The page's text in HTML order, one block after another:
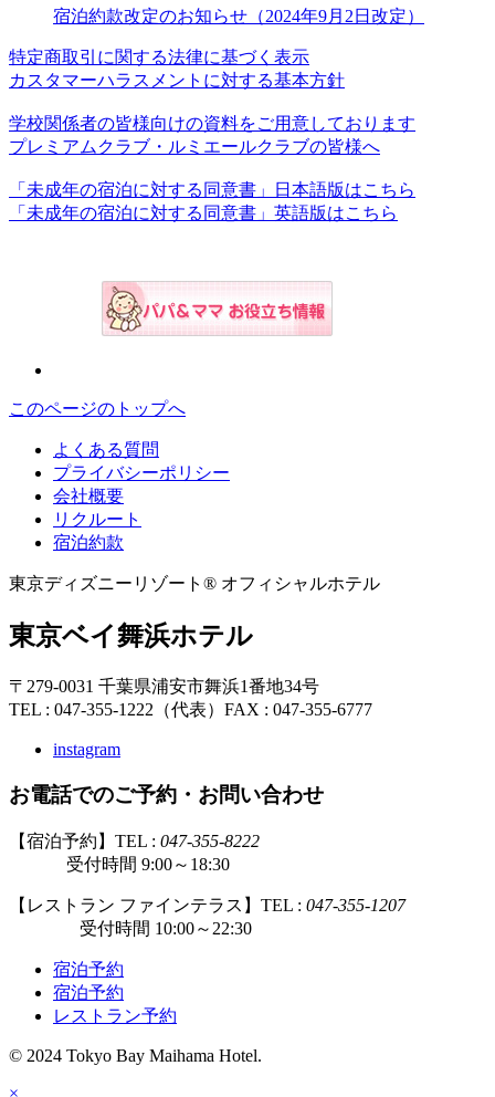
宿泊約款改定のお知らせ（2024年9月2日改定）
特定商取引に関する法律に基づく表示
カスタマーハラスメントに対する基本方針
学校関係者の皆様向けの資料をご用意しております
プレミアムクラブ・ルミエールクラブの皆様へ
「未成年の宿泊に対する同意書」日本語版はこちら
「未成年の宿泊に対する同意書」英語版はこちら
このページのトップへ
よくある質問
プライバシーポリシー
会社概要
リクルート
宿泊約款
東京ディズニーリゾート® オフィシャルホテル
東京ベイ舞浜ホテル
〒279-0031 千葉県浦安市舞浜1番地34号
TEL : 047-355-1222（代表） FAX : 047-355-6777
instagram
お電話でのご予約・お問い合わせ
【宿泊予約】TEL : 047-355-8222
受付時間 9:00～18:30
【レストラン ファインテラス】TEL : 047-355-1207
受付時間 10:00～22:30
宿泊予約
宿泊予約
レストラン予約
© 2024 Tokyo Bay Maihama Hotel.
×